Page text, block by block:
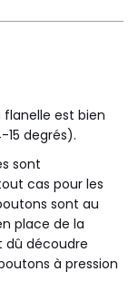
est bien
degrés).
sont
cas pour les
sont au
place de la
dû découdre
à pression